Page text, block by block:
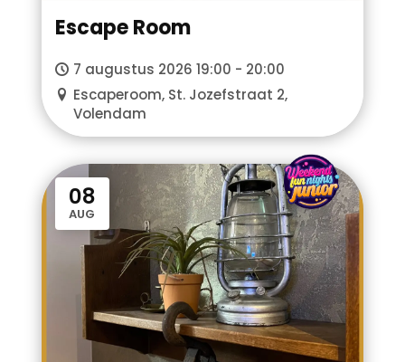
Escape Room
7 augustus 2026 19:00 - 20:00
Escaperoom, St. Jozefstraat 2,
Volendam
08
AUG
WFN junior